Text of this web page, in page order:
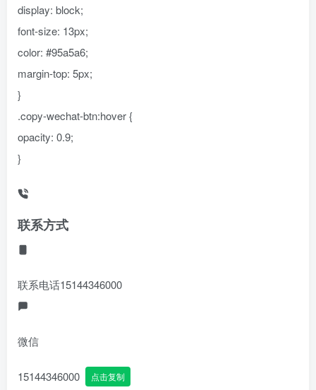
display: block;
font-size: 13px;
color: #95a5a6;
margin-top: 5px;
}
.copy-wechat-btn:hover {
opacity: 0.9;
}
联系方式
联系电话15144346000
微信
15144346000 点击复制